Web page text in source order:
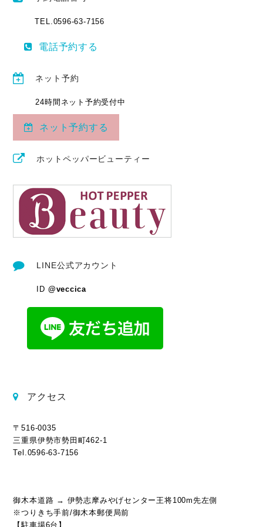
TEL.0596-63-7156
電話予約する
ネット予約
24時間ネット予約受付中
ネット予約する
ホットペッパービューティー
LINE公式アカウント
ID @veccica
アクセス
〒516-0035
三重県伊勢市勢田町462-1
Tel.0596-63-7156
御木本道路 → 伊勢志摩みやげセンター王将100m先左側
※つりきち手前/御木本郵便局前
【駐車場6台】